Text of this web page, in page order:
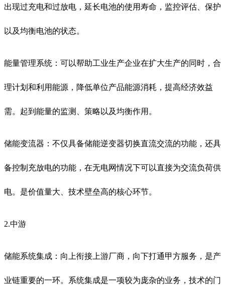
出现过充电和过放电，延长电池的使用寿命，监控评估、保护
以及均衡电池的状态。
能量管理系统：可以帮助工业生产企业在扩大生产的同时，合
理计划和利用能源，降低单位产品能源消耗，提高经济效益
需。起到能量的监测、策略以及均衡作用。
储能变流器：不仅具备储能逆变器切换直流交流的功能，还具
备控制充放电的功能，在无电网情况下可以直接为交流负荷供
电。是价值量大、技术壁垒高的核心环节。
2.中游
储能系统集成：向上衔接上游厂商，向下打通甲方服务，是产
业链重要的一环。系统集成是一项较为庞杂的业务，技术的门